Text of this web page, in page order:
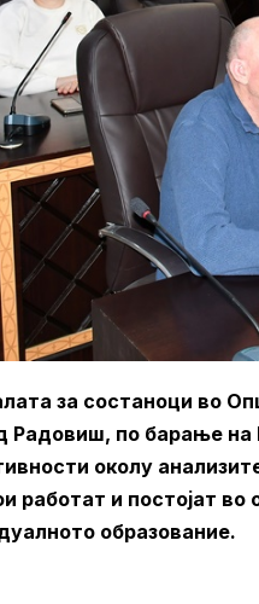
за состаноци во
Радовиш, по барање на
околу
работат и постојат
образование.